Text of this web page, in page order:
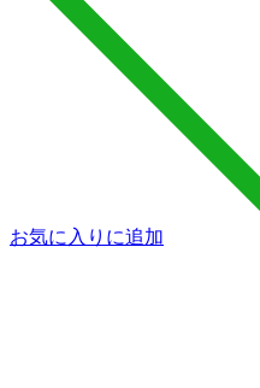
お気に入りに追加